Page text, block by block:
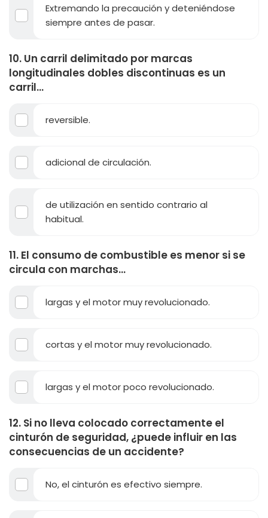
Extremando la precaución y deteniéndose
siempre antes de pasar.
10. Un carril delimitado por marcas
longitudinales dobles discontinuas es un
carril...
reversible.
adicional de circulación.
de utilización en sentido contrario al
habitual.
11. El consumo de combustible es menor si se
circula con marchas...
largas y el motor muy revolucionado.
cortas y el motor muy revolucionado.
largas y el motor poco revolucionado.
12. Si no lleva colocado correctamente el
cinturón de seguridad, ¿puede influir en las
consecuencias de un accidente?
No, el cinturón es efectivo siempre.